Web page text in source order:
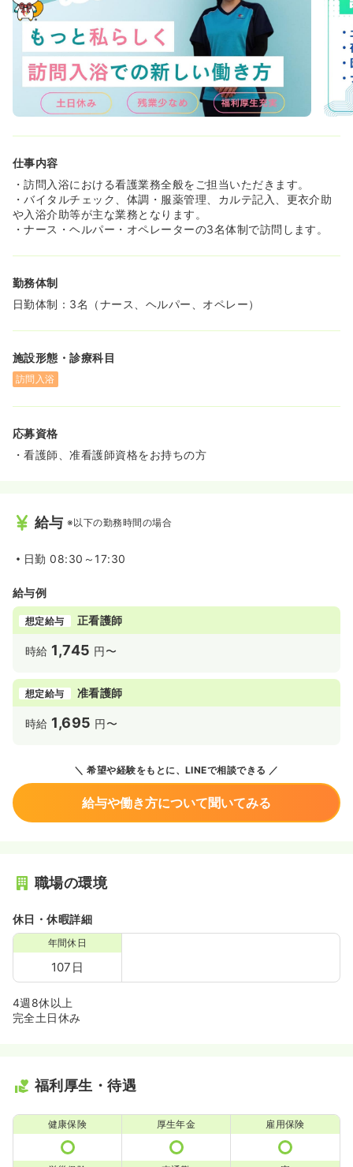
仕事内容
・訪問入浴における看護業務全般をご担当いただきます。
・バイタルチェック、体調・服薬管理、カルテ記入、更衣介助
や入浴介助等が主な業務となります。
・ナース・ヘルパー・オペレーターの3名体制で訪問します。
勤務体制
日勤体制：3名（ナース、ヘルパー、オペレー）
施設形態・診療科目
訪問入浴
応募資格
・看護師、准看護師資格をお持ちの方
給与 ※以下の勤務時間の場合
日勤 08:30～17:30
給与例
想定給与 正看護師
時給 1,745 円〜
想定給与 准看護師
時給 1,695 円〜
希望や経験をもとに、LINEで相談できる
給与や働き方について聞いてみる
職場の環境
休日・休暇詳細
年間休日
107日
4週8休以上
完全土日休み
福利厚生・待遇
健康保険 厚生年金 雇用保険